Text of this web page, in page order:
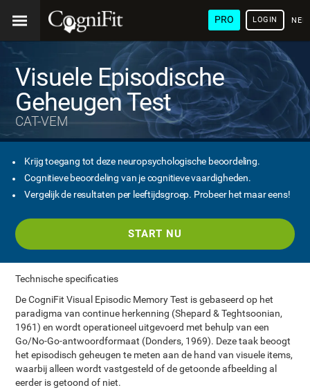
PRO LOGIN
Visuele Episodische
Geheugen Test
CAT-VEM
Krijg toegang tot deze neuropsychologische beoordeling.
Cognitieve beoordeling van je cognitieve vaardigheden.
Vergelijk de resultaten per leeftijdsgroep. Probeer het maar eens!
START NU
Technische specificaties
De CogniFit Visual Episodic Memory Test is gebaseerd op het
paradigma van continue herkenning (Shepard & Teghtsoonian,
1961) en wordt operationeel uitgevoerd met behulp van een
Go/No-Go-antwoordformaat (Donders, 1969). Deze taak beoogt
het episodisch geheugen te meten aan de hand van visuele items,
waarbij alleen wordt vastgesteld of de getoonde afbeelding al
eerder is getoond of niet.